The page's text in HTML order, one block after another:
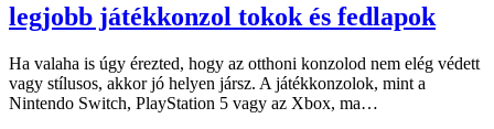
legjobb játékkonzol tokok és fedlapok
Ha valaha is úgy érezted, hogy az otthoni konzolod nem elég védett
vagy stílusos, akkor jó helyen jársz. A játékkonzolok, mint a
Nintendo Switch, PlayStation 5 vagy az Xbox, ma…